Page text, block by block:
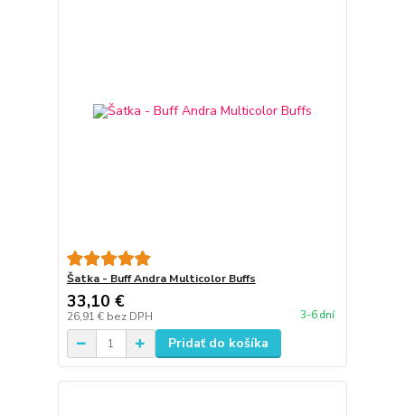
Šatka - Buff Andra Multicolor Buffs
33,10 €
26,91 € bez DPH 3-6 dní
Pridať do košíka